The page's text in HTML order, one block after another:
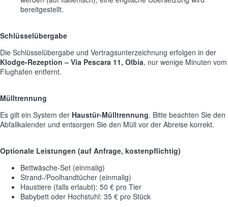
bereitgestellt.
Schlüsselübergabe
Die Schlüsselübergabe und Vertragsunterzeichnung erfolgen in der
Klodge-Rezeption – Via Pescara 11, Olbia, nur wenige Minuten vom
Flughafen entfernt.
Mülltrennung
Es gilt ein System der Haustür-Mülltrennung. Bitte beachten Sie den
Abfallkalender und entsorgen Sie den Müll vor der Abreise korrekt.
Optionale Leistungen (auf Anfrage, kostenpflichtig)
Bettwäsche-Set (einmalig)
Strand-/Poolhandtücher (einmalig)
Haustiere (falls erlaubt): 50 € pro Tier
Babybett oder Hochstuhl: 35 € pro Stück